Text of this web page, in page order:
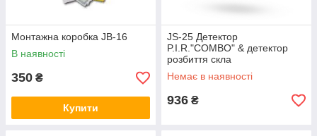
Монтажна коробка JB-16
В наявності
350 ₴
Купити
JS-25 Детектор
P.I.R."COMBO" & детектор
розбиття скла
Немає в наявності
936 ₴